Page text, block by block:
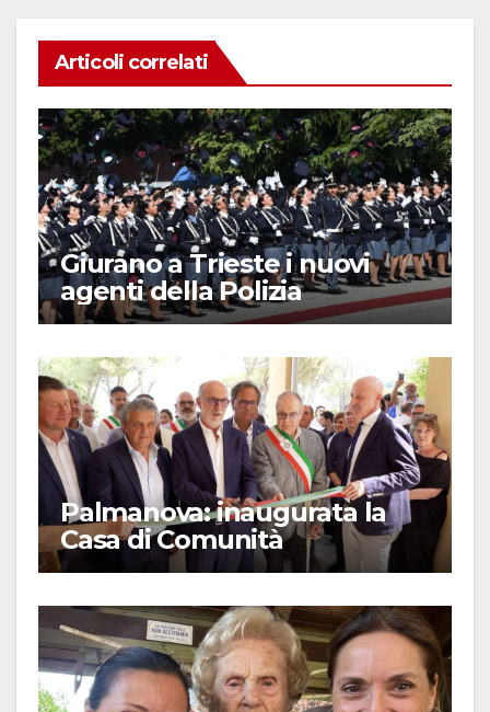
Articoli correlati
Giurano a Trieste i nuovi
agenti della Polizia
Palmanova: inaugurata la
Casa di Comunità